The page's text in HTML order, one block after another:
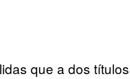
que a dos